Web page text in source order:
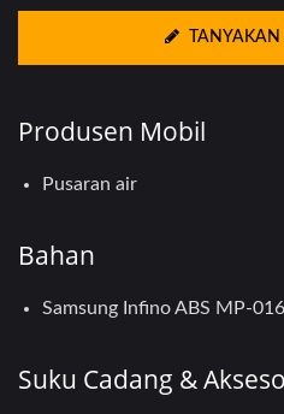
Produsen Mobil
Pusaran air
Bahan
Samsung Infino ABS MP-
Suku Cadang &